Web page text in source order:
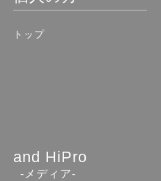
トップ
and HiPro
-メディア-